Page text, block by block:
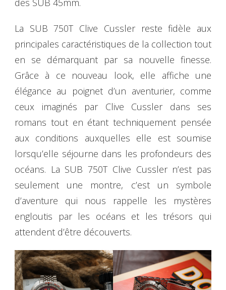
des SUB 45mm.
La SUB 750T Clive Cussler reste fidèle aux
principales caractéristiques de la collection tout
en se démarquant par sa nouvelle finesse.
Grâce à ce nouveau look, elle affiche une
élégance au poignet d’un aventurier, comme
ceux imaginés par Clive Cussler dans ses
romans tout en étant techniquement pensée
aux conditions auxquelles elle est soumise
lorsqu’elle séjourne dans les profondeurs des
océans. La SUB 750T Clive Cussler n’est pas
seulement une montre, c’est un symbole
d’aventure qui nous rappelle les mystères
engloutis par les océans et les trésors qui
attendent d’être découverts.